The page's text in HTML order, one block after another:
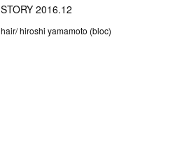
STORY 2016.12
hair/ hiroshi yamamoto (bloc)